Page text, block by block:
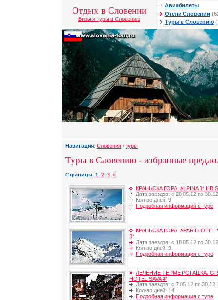
Отдых в Словении
Визы и туры в Словению
Авиабилеты
Отели Словении
Туры в Словению
Навигация: Словения / туры
Туры в Словению - избранные
Страницы: 1 2 3 »
КРАНЬСКА ГОРА. ALPINA 3* HB
Дата заездов: с 20.05.12 по
Кол-во дней: 9
Подробная информация о туре
КРАНЬСКА ГОРА. APARTHOTEL
3*
Дата заездов: с 18.05.12 по
Кол-во дней: 9
Подробная информация о туре
ЛЕЧЕНИЕ-ТЕРМЕ РОГАШКА.
HOTEL SAVA 4*
Дата заездов: с 7.05.12 по
Кол-во дней: 14
Подробная информация о туре